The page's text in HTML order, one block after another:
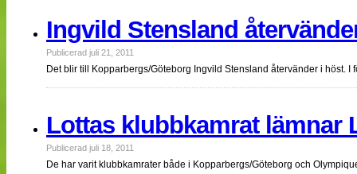
Ingvild Stensland
Publicerad juli 21, 2011
Det blir till Kopparbergs/Göteborg Ingvild Stensland återvänder i höst.
Lottas klubbkamrat lämnar
Publicerad juli 18, 2011
De har varit klubbkamrater både i Kopparbergs/Göteborg och